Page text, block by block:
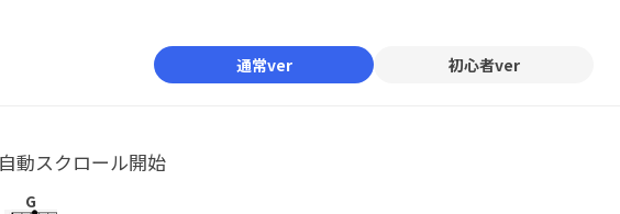
通常ver 初心者ver
動スクロール開始
G